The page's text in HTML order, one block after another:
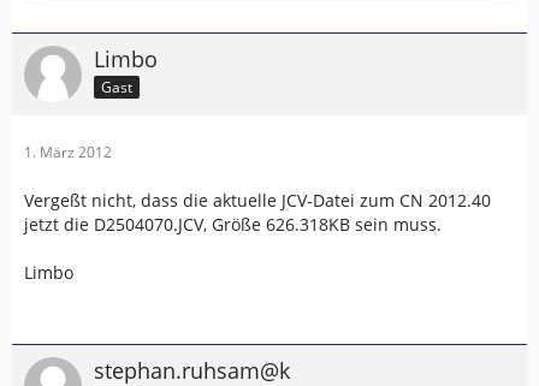
Limbo
Gast
1. März 2012
Vergeßt nicht, dass die aktuelle JCV-Datei zum CN 2012.40
jetzt die D2504070.JCV, Größe 626.318KB sein muss.
Limbo
stephan.ruhsam@k